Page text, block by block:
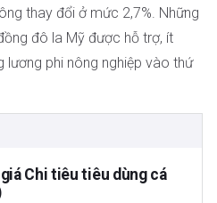
thay đổi ở mức 2,7%. Những
đô la Mỹ được hỗ trợ, ít
phi nông nghiệp vào thứ
Chi tiêu tiêu dùng cá